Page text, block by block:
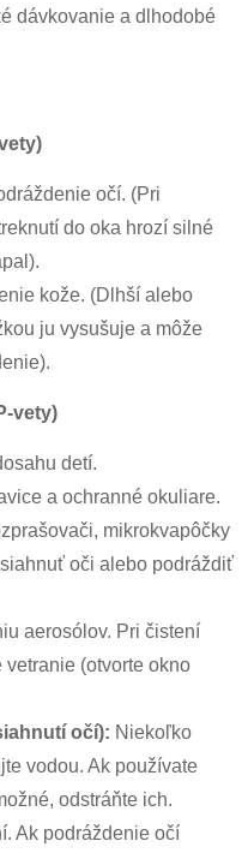
dávkovanie a dlhodobé
očí. (Pri
do oka hrozí silné
kože. (Dlhší alebo
ju vysušuje a môže
vety)
detí.
a ochranné okuliare.
mikrokvapôčky
oči alebo podráždiť
aerosólov. Pri čistení
(otvorte okno
očí): Niekoľko
vodou. Ak používate
odstráňte ich.
Ak podráždenie očí